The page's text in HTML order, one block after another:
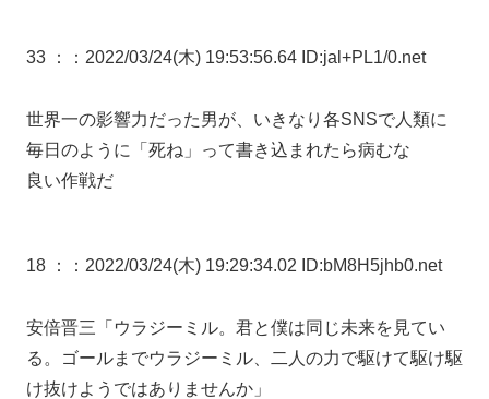
33 ： ：2022/03/24(木) 19:53:56.64 ID:jal+PL1/0.net
世界一の影響力だった男が、いきなり各SNSで人類に
毎日のように「死ね」って書き込まれたら病むな
良い作戦だ
18 ： ：2022/03/24(木) 19:29:34.02 ID:bM8H5jhb0.net
安倍晋三「ウラジーミル。君と僕は同じ未来を見てい
る。ゴールまでウラジーミル、二人の力で駆けて駆け駆
け抜けようではありませんか」